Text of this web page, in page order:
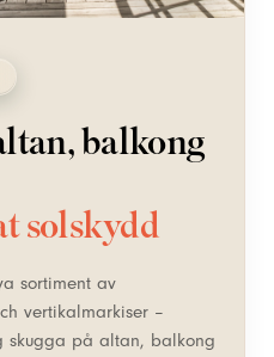
balkong
solskydd
sortiment av
vertikalmarkiser –
skugga på altan, balkong